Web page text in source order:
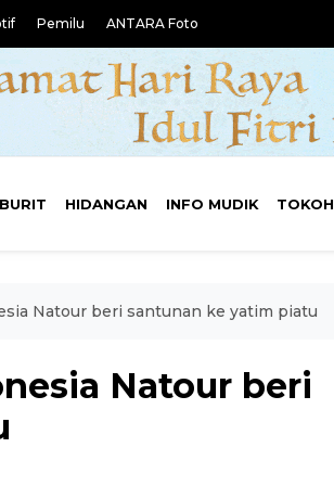
Pemilu ANTARA Foto
HIDANGAN INFO MUDIK TOKOH
Natour beri santunan ke yatim piatu
Natour beri